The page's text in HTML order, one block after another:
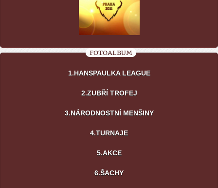
FOTOALBUM
1.HANSPAULKA LEAGUE
2.ZUBŘÍ TROFEJ
3.NÁRODNOSTNÍ MENŠINY
4.TURNAJE
5.AKCE
6.ŠACHY